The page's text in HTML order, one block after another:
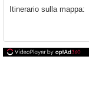
Itinerario sulla mappa: